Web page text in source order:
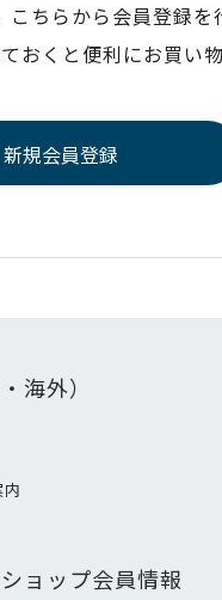
ちらから会員登録を
おくと便利にお買い
海外）
ョップ会員情報